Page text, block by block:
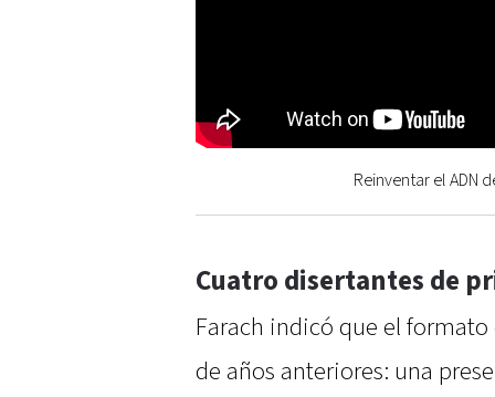
Reinventar el ADN
Cuatro disertantes de
Farach indicó que el
de años anteriores: una